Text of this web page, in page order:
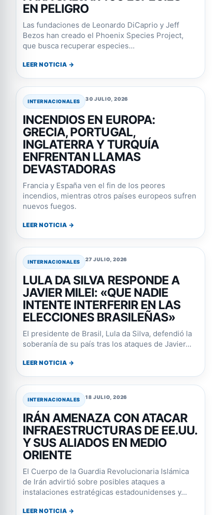
EN PELIGRO
Las fundaciones de Leonardo DiCaprio y Jeff
Bezos han creado el Phoenix Species Project,
que busca recuperar especies...
LEER NOTICIA →
INTERNACIONALES 30 JULIO, 2026
INCENDIOS EN EUROPA:
GRECIA, PORTUGAL,
INGLATERRA Y TURQUÍA
ENFRENTAN LLAMAS
DEVASTADORAS
Francia y España ven el fin de los peores
incendios, mientras otros países europeos sufren
nuevos fuegos.
LEER NOTICIA →
INTERNACIONALES 27 JULIO, 2026
LULA DA SILVA RESPONDE A
JAVIER MILEI: «QUE NADIE
INTENTE INTERFERIR EN LAS
ELECCIONES BRASILEÑAS»
El presidente de Brasil, Lula da Silva, defendió la
soberanía de su país tras los ataques de Javier...
LEER NOTICIA →
INTERNACIONALES 18 JULIO, 2026
IRÁN AMENAZA CON ATACAR
INFRAESTRUCTURAS DE EE.UU.
Y SUS ALIADOS EN MEDIO
ORIENTE
El Cuerpo de la Guardia Revolucionaria Islámica
de Irán advirtió sobre posibles ataques a
instalaciones estratégicas estadounidenses y...
LEER NOTICIA →